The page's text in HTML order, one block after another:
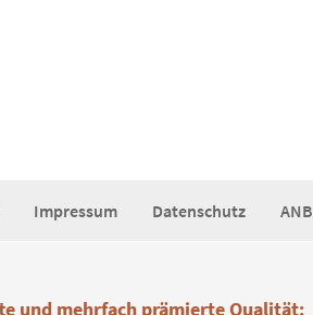
Impressum Datenschutz ANB
und mehrfach prämierte Qualität: